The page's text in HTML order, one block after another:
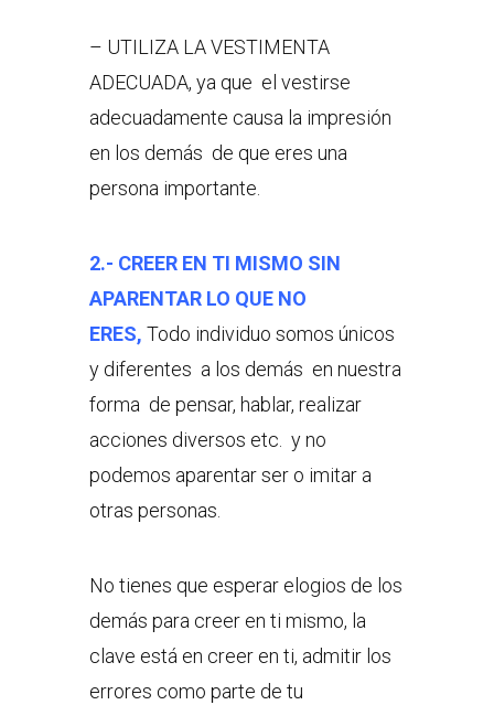
– UTILIZA LA VESTIMENTA
ADECUADA, ya que el vestirse
adecuadamente causa la impresión
en los demás de que eres una
persona importante.
2.- CREER EN TI MISMO SIN
APARENTAR LO QUE NO
ERES, Todo individuo somos únicos
y diferentes a los demás en nuestra
forma de pensar, hablar, realizar
acciones diversos etc. y no
podemos aparentar ser o imitar a
otras personas.
No tienes que esperar elogios de los
demás para creer en ti mismo, la
clave está en creer en ti, admitir los
errores como parte de tu